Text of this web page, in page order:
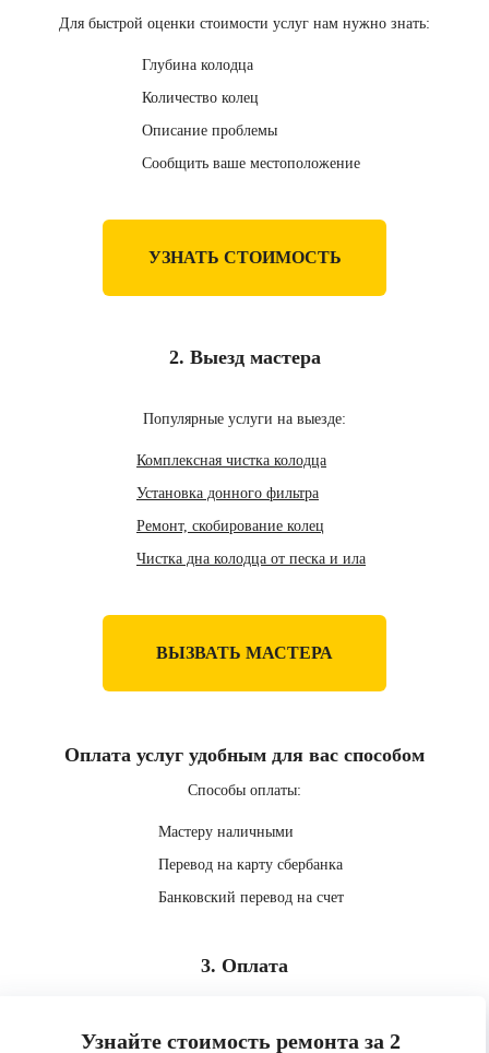
Для быстрой оценки стоимости услуг нам нужно знать:
Глубина колодца
Количество колец
Описание проблемы
Сообщить ваше местоположение
УЗНАТЬ СТОИМОСТЬ
2. Выезд мастера
Популярные услуги на выезде:
Комплексная чистка колодца
Установка донного фильтра
Ремонт, скобирование колец
Чистка дна колодца от песка и ила
ВЫЗВАТЬ МАСТЕРА
3. Оплата
Узнайте стоимость ремонта за 2
Оплата услуг удобным для вас способом
Способы оплаты:
Мастеру наличными
Перевод на карту сбербанка
Банковский перевод на счет